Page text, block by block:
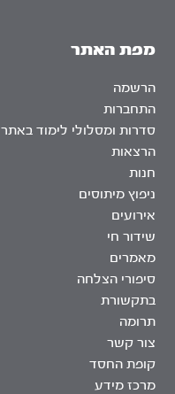
מפת האתר
הרשמה
התחברות
סדרות ומסלולי לימוד באתר
הרצאות
חנות
ניפוץ מיתוסים
אירועים
שידור חי
מאמרים
סיפורי הצלחה
בתקשורת
תרומה
צור קשר
קופת החסד
מרכז מידע